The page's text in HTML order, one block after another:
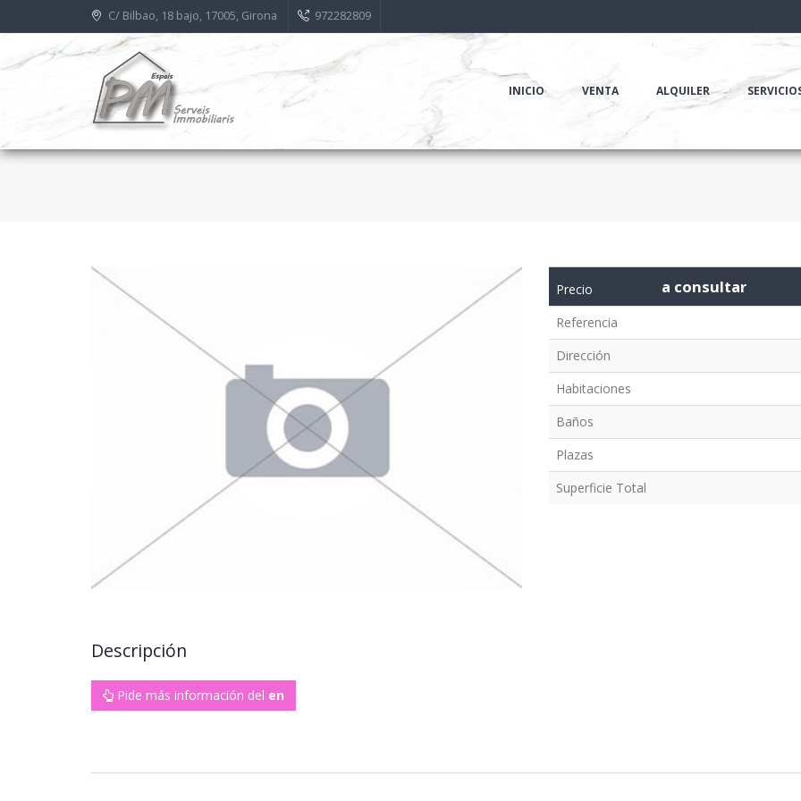
C/ Bilbao, 18 bajo, 17005, Girona 972282809
INICIO VENTA ALQUILER
Precio a consultar
Referencia
Dirección
Habitaciones
Baños
Plazas
Superficie Total
Descripción
Pide más información del en